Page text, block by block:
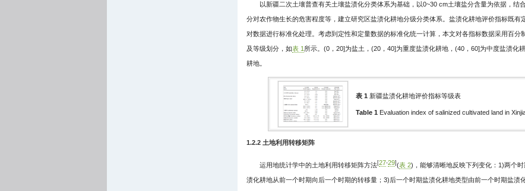
以新疆二次土壤普查有关土壤盐渍化分类体系为基础，以0~30 cm土壤盐分含量为依据，结
分对农作物生长的危害程度等，建立研究区盐渍化耕地分级分类体系。盐渍化耕地评价指标既
对数据进行标准化处理。考虑到定性和定量数据的标准化统一计算，本文对各指标数据采用百
及等级划分，如表 1 所示。(0，20]为盐土，(20，40]为重度盐渍化耕地，(40，60]为中度盐渍化
耕地。
表 1 新疆盐渍化耕地评价指标等级表
Table 1 Evaluation index of salinized cultivated land in
1.2.2 土地利用转移矩阵
运用地统计学中的土地利用转移矩阵方法 27-29] (表 2)，能够清晰地反映下列变化：1)两个
渍化耕地从前一个时期向后一个时期的转移量；3)后一个时期盐渍化耕地类型由前一个时期盐渍